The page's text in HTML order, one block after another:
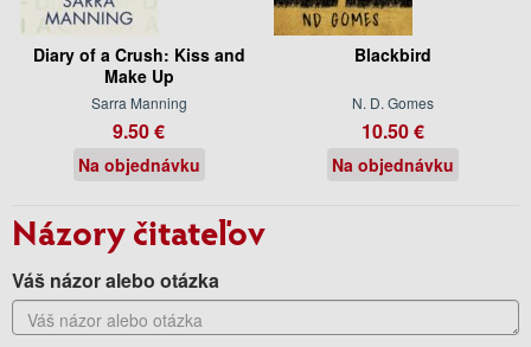
Diary of a Crush: Kiss and
Make Up
Sarra Manning
9.50 €
Na objednávku
Blackbird
N. D. Gomes
10.50 €
Na objednávku
Názory čitateľov
Váš názor alebo otázka